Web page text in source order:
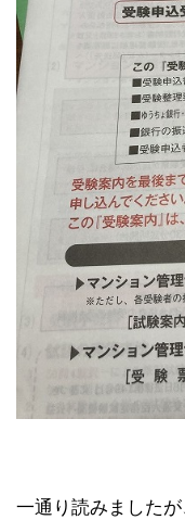
一通り読みました